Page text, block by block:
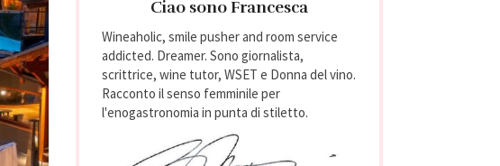
Ciao sono Francesca
Wineaholic, smile pusher and room service
addicted. Dreamer. Sono giornalista,
scrittrice, wine tutor, WSET e Donna del vino.
Racconto il senso femminile per
l'enogastronomia in punta di stiletto.